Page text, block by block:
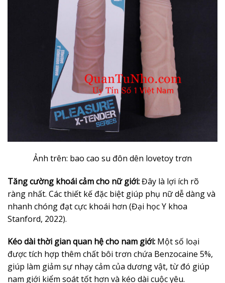
Ảnh trên: bao cao su đôn dên lovetoy trơn
Tăng cường khoái cảm cho nữ giới:Đây là lợi ích rõ
ràng nhất. Các thiết kế đặc biệt giúp phụ nữ dễ dàng và
nhanh chóng đạt cực khoái hơn (Đại học Y khoa
Stanford, 2022).
Kéo dài thời gian quan hệ cho nam giới: Một số loại
được tích hợp thêm chất bôi trơn chứa Benzocaine 5%,
giúp làm giảm sự nhạy cảm của dương vật, từ đó giúp
nam giới kiểm soát tốt hơn và kéo dài cuộc yêu.